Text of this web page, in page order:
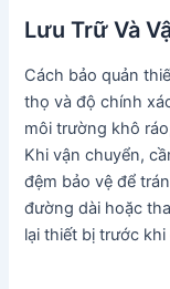
Lưu Trữ Và
Cách bảo quản
thọ và độ chính
môi trường khô
Khi vận chuyển,
đệm bảo vệ để
đường dài hoặc
lại thiết bị trước